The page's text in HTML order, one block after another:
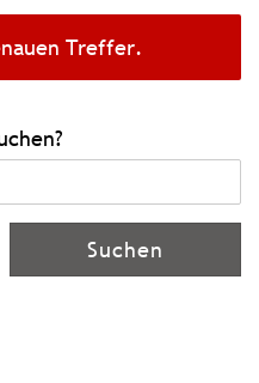
Treffer.
Suchen